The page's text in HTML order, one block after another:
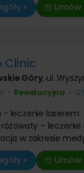
»
Clinic
Góry, ul.
• Rewelacyjna •
- leczenie laserem
różowaty –
w zakresie
»